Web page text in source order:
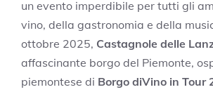
un evento imperdibile per tutti gli
vino, della gastronomia e della
ottobre 2025, Castagnole delle
affascinante borgo del Piemonte,
piemontese di Borgo diVino in Tour